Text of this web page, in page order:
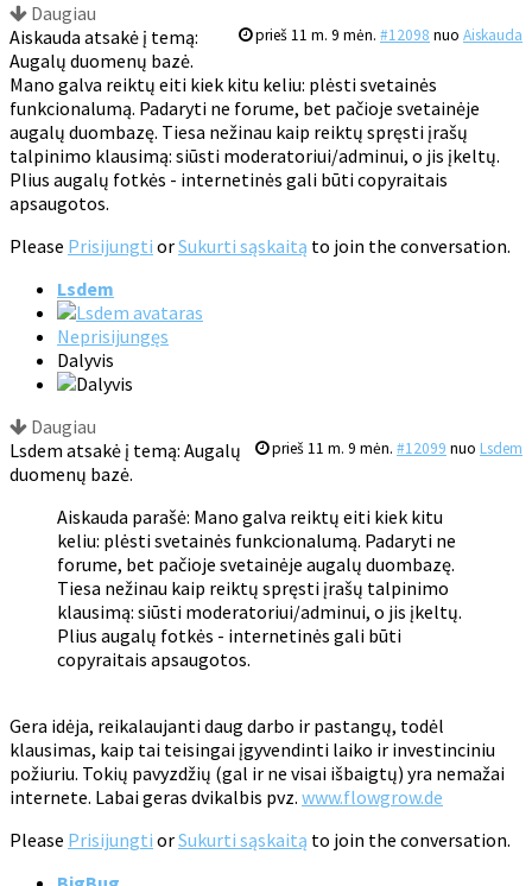
Daugiau
prieš 11 m. 9 mėn. #12098 nuo Aiskauda
Aiskauda atsakė į temą:
Augalų duomenų bazė.
Mano galva reiktų eiti kiek kitu keliu: plėsti svetainės
funkcionalumą. Padaryti ne forume, bet pačioje svetainėje
augalų duombazę. Tiesa nežinau kaip reiktų spręsti įrašų
talpinimo klausimą: siūsti moderatoriui/adminui, o jis įkeltų.
Plius augalų fotkės - internetinės gali būti copyraitais
apsaugotos.
Please Prisijungti orSukurti sąskaitą to join the conversation.
Lsdem
Neprisijungęs
Dalyvis
Daugiau
prieš 11 m. 9 mėn. #12099 nuo Lsdem
Lsdem atsakė į temą: Augalų
duomenų bazė.
Aiskauda parašė: Mano galva reiktų eiti kiek kitu
keliu: plėsti svetainės funkcionalumą. Padaryti ne
forume, bet pačioje svetainėje augalų duombazę.
Tiesa nežinau kaip reiktų spręsti įrašų talpinimo
klausimą: siūsti moderatoriui/adminui, o jis įkeltų.
Plius augalų fotkės - internetinės gali būti
copyraitais apsaugotos.
Gera idėja, reikalaujanti daug darbo ir pastangų, todėl
klausimas, kaip tai teisingai įgyvendinti laiko ir investinciniu
požiuriu. Tokių pavyzdžių (gal ir ne visai išbaigtų) yra nemažai
internete. Labai geras dvikalbis pvz. www.flowgrow.de
Please Prisijungti orSukurti sąskaitą to join the conversation.